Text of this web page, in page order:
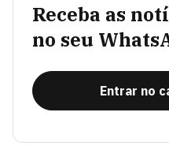
Receba as
no seu
Entrar no